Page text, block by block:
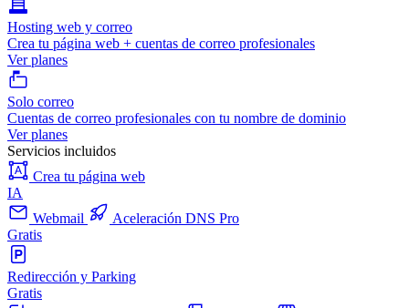
Hosting web y correo
Crea tu página web + cuentas de correo profesionales
Ver planes
Solo correo
Cuentas de correo profesionales con tu nombre de dominio
Ver planes
Servicios incluidos
Crea tu página web
IA
Webmail
Aceleración DNS Pro
Gratis
Redirección y Parking
Gratis